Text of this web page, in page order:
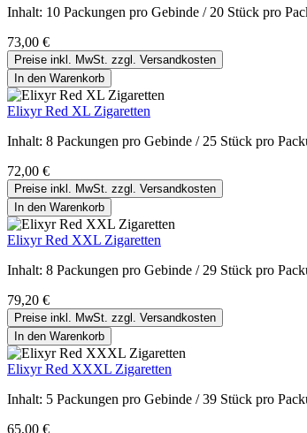
Inhalt: 10 Packungen pro Gebinde / 20 Stück pro
73,00 €
Preise inkl. MwSt. zzgl. Versandkosten
In den Warenkorb
Elixyr Red XL Zigaretten
Inhalt: 8 Packungen pro Gebinde / 25 Stück pro
72,00 €
Preise inkl. MwSt. zzgl. Versandkosten
In den Warenkorb
Elixyr Red XXL Zigaretten
Inhalt: 8 Packungen pro Gebinde / 29 Stück pro
79,20 €
Preise inkl. MwSt. zzgl. Versandkosten
In den Warenkorb
Elixyr Red XXXL Zigaretten
Inhalt: 5 Packungen pro Gebinde / 39 Stück pro
65,00 €